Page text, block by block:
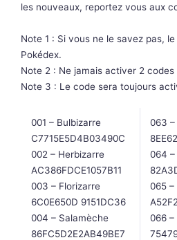
les nouveaux, reportez vous aux
Note 1 : Si vous ne le savez pas,
Pokédex.
Note 2 : Ne jamais activer 2
Note 3 : Le code sera toujours
001 – Bulbizarre
C7715E5D4B03490C
002 – Herbizarre
AC386FDCE1057B11
003 – Florizarre
6C0E650D 9151DC36
004 – Salamèche
86FC5D2E2AB49BE7
063 –
064 –
065 –
066 –